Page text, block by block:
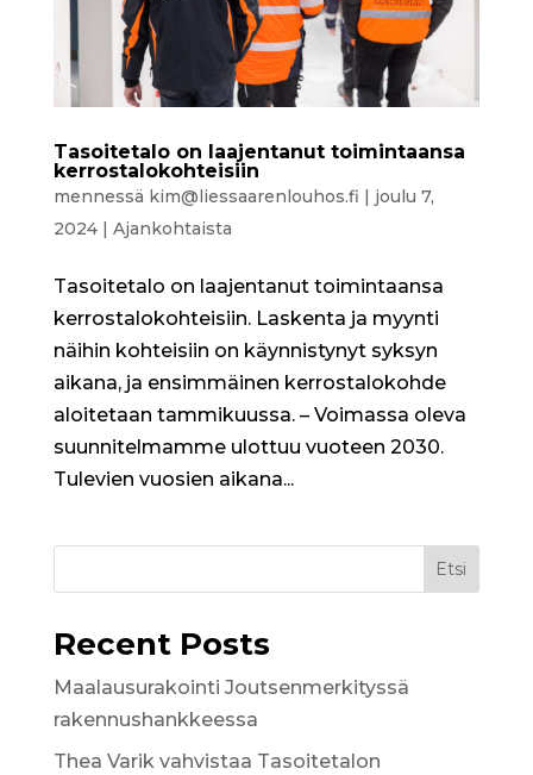
Tasoitetalo on laajentanut toimintaansa
kerrostalokohteisiin
mennessä kim@liessaarenlouhos.fi | joulu 7,
2024| Ajankohtaista
Tasoitetalo on laajentanut toimintaansa
kerrostalokohteisiin. Laskenta ja myynti
näihin kohteisiin on käynnistynyt syksyn
aikana, ja ensimmäinen kerrostalokohde
aloitetaan tammikuussa. – Voimassa oleva
suunnitelmamme ulottuu vuoteen 2030.
Tulevien vuosien aikana...
Etsi
Recent Posts
Maalausurakointi Joutsenmerkityssä
rakennushankkeessa
Thea Varik vahvistaa Tasoitetalon